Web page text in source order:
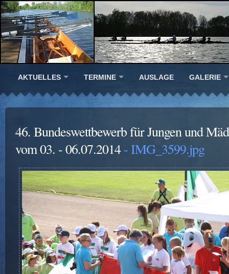
AKTUELLES TERMINE AUSLAGE GALERIE
46. Bundeswettbewerb für Jungen und
vom 03. - 06.07.2014- IMG_3599.jpg